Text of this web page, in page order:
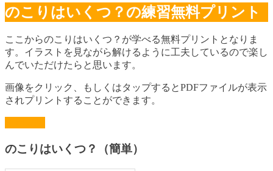
のこりはいくつ？の練習無料プリント
ここからのこりはいくつ？が学べる無料プリントとなりま
す。イラストを見ながら解けるように工夫しているので楽し
んでいただけたらと思います。
画像をクリック、もしくはタップするとPDFファイルが表示
されプリントすることができます。
のこりはいくつ？（簡単）